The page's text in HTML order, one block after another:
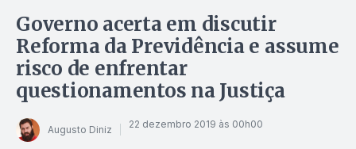
Governo acerta em discutir
Reforma da Previdência e assume
risco de enfrentar
questionamentos na Justiça
Augusto Diniz 22 dezembro 2019 às 00h00